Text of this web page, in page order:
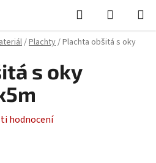
Hledat
KOŠÍK
/Plachty/Plachta obšitá s oky
s oky
hodnocení